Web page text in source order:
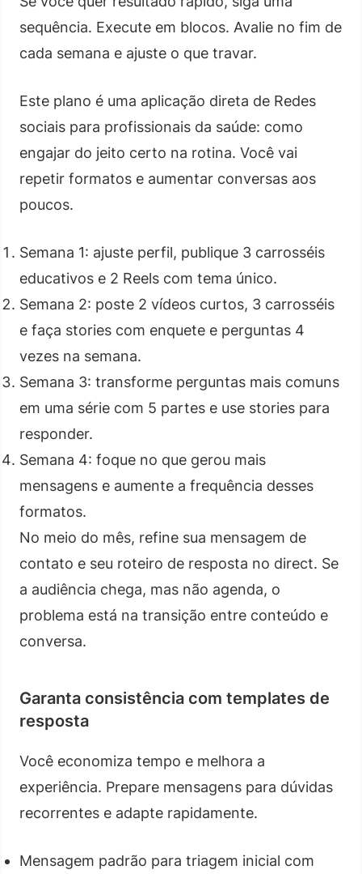
sequência. Execute em blocos. Avalie no fim de
cada semana e ajuste o que travar.
Este plano é uma aplicação direta de Redes
sociais para profissionais da saúde: como
engajar do jeito certo na rotina. Você vai
repetir formatos e aumentar conversas aos
poucos.
Semana 1: ajuste perfil, publique 3 carrosséis
educativos e 2 Reels com tema único.
Semana 2: poste 2 vídeos curtos, 3 carrosséis
e faça stories com enquete e perguntas 4
vezes na semana.
Semana 3: transforme perguntas mais comuns
em uma série com 5 partes e use stories para
responder.
Semana 4: foque no que gerou mais
mensagens e aumente a frequência desses
formatos.
No meio do mês, refine sua mensagem de
contato e seu roteiro de resposta no direct. Se
a audiência chega, mas não agenda, o
problema está na transição entre conteúdo e
conversa.
Garanta consistência com templates de
resposta
Você economiza tempo e melhora a
experiência. Prepare mensagens para dúvidas
recorrentes e adapte rapidamente.
Mensagem padrão para triagem inicial com